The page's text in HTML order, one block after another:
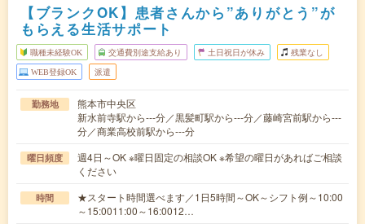
【ブランクOK】患者さんから”ありがとう”が
もらえる生活サポート
職種未経験OK 交通費別途支給あり 土日祝日が休み 残業なし
WEB登録OK 派遣
勤務地
熊本市中央区
新水前寺駅から---分／黒髪町駅から---分／藤崎宮前駅から---
分／商業高校前駅から---分
曜日頻度
週4日～OK ※曜日固定の相談OK ※希望の曜日があればご相談
ください
時間
★スタート時間選べます／1日5時間～OK～シフト例～10:00
～15:0011:00～16:0012…